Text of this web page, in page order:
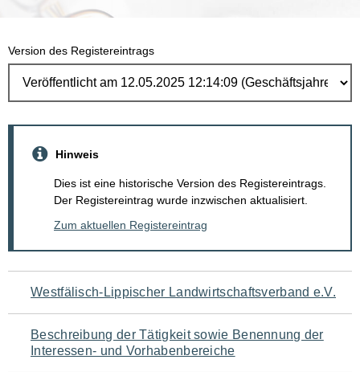
Version des Registereintrags
Hinweis
Dies ist eine historische Version des Registereintrags.
Der Registereintrag wurde inzwischen aktualisiert.
Zum aktuellen Registereintrag
Navigation
für
den
Westfälisch-Lippischer Landwirtschaftsverband e.V.
Beschreibung der Tätigkeit sowie Benennung der
Interessen- und Vorhabenbereiche